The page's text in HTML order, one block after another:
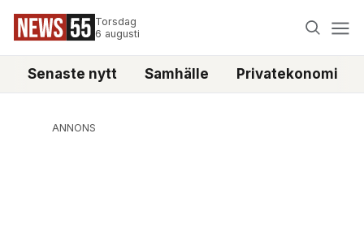
Torsdag
6 augusti
Senaste nytt Samhälle Privatekonomi
ANNONS